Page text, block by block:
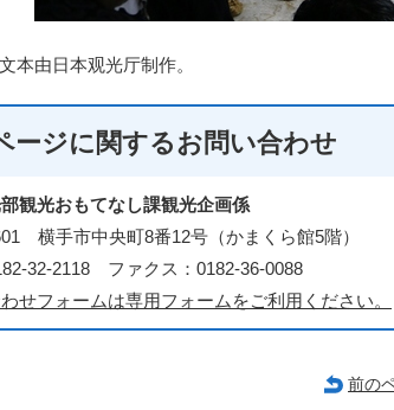
由日本观光厅制作。
ージに関するお問い合わせ
観光おもてなし課観光企画係
横手市中央町8番12号（かまくら館5階）
32-2118 ファクス：0182-36-0088
せフォームは専用フォームをご利用ください。
前の